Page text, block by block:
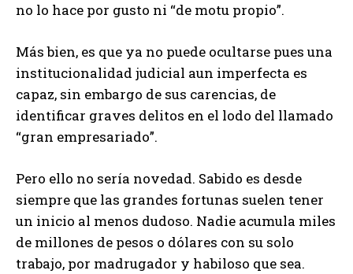
no lo hace por gusto ni “de motu propio”.
Más bien, es que ya no puede ocultarse pues una
institucionalidad judicial aun imperfecta es
capaz, sin embargo de sus carencias, de
identificar graves delitos en el lodo del llamado
“gran empresariado”.
Pero ello no sería novedad. Sabido es desde
siempre que las grandes fortunas suelen tener
un inicio al menos dudoso. Nadie acumula miles
de millones de pesos o dólares con su solo
trabajo, por madrugador y habiloso que sea.